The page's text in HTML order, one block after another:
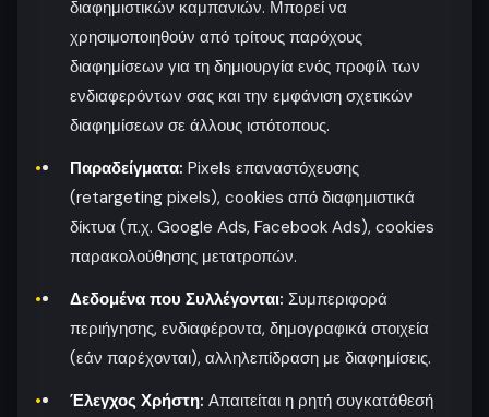
διαφημιστικών καμπανιών. Μπορεί να
χρησιμοποιηθούν από τρίτους παρόχους
διαφημίσεων για τη δημιουργία ενός προφίλ των
ενδιαφερόντων σας και την εμφάνιση σχετικών
διαφημίσεων σε άλλους ιστότοπους.
Παραδείγματα: Pixels επαναστόχευσης
(retargeting pixels), cookies από διαφημιστικά
δίκτυα (π.χ. Google Ads, Facebook Ads), cookies
παρακολούθησης μετατροπών.
Δεδομένα που Συλλέγονται: Συμπεριφορά
περιήγησης, ενδιαφέροντα, δημογραφικά στοιχεία
(εάν παρέχονται), αλληλεπίδραση με διαφημίσεις.
Έλεγχος Χρήστη: Απαιτείται η ρητή συγκατάθεσή